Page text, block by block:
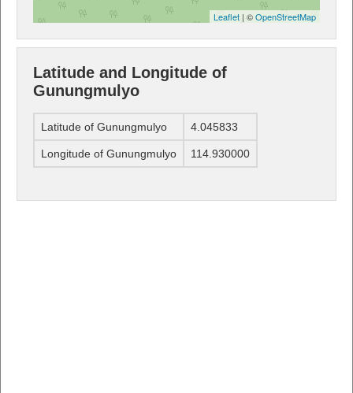
Leaflet | ©OpenStreetMap
Latitude and Longitude of
Gunungmulyo
Latitude of Gunungmulyo 4.045833
Longitude of Gunungmulyo 114.930000